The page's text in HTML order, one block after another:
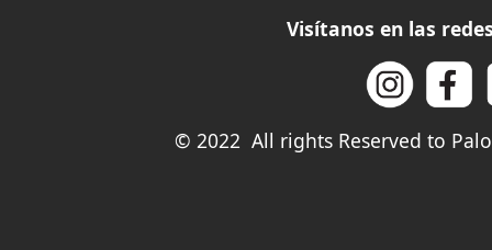
Visítanos en las
© 2022 All rights Reserved to